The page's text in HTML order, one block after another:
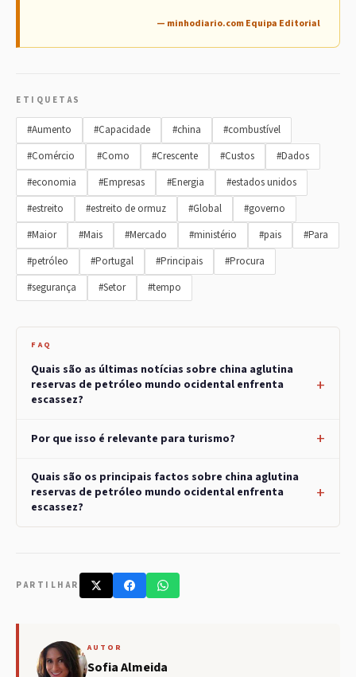
— minhodiario.com Equipa Editorial
ETIQUETAS
#Aumento #Capacidade #china
#combustível
#Comércio
#Como #Crescente #Custos
#Dados
#economia
#Empresas #Energia
#estados unidos
#estreito
#estreito de ormuz #Global
#governo
#Maior
#Mais #Mercado #ministério #pais
#Para
#petróleo
#Portugal #Principais
#Procura
#segurança
#Setor #tempo
FAQ
Quais são as últimas notícias sobre china aglutina
reservas de petróleo mundo ocidental enfrenta
escassez?
Por que isso é relevante para turismo?
Quais são os principais factos sobre china aglutina
reservas de petróleo mundo ocidental enfrenta
escassez?
PARTILHAR
AUTOR
Sofia Almeida